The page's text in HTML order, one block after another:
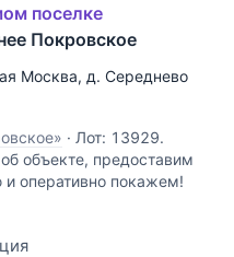
поселке
Покровское
Москва, д. Середнево
· Лот: 13929.
объекте, предоставим
оперативно покажем!